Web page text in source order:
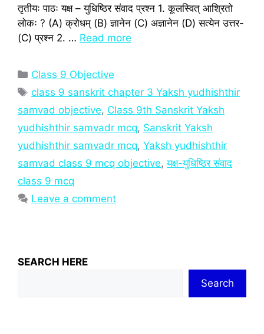
तृतीयः पाठः यक्ष – युधिष्ठिर संवाद प्रश्‍न 1. कूलस्वित् आश्रितो
लोकः ? (A) क्रोधम् (B) ज्ञानेन (C) अज्ञानेन (D) सत्येन उत्तर-
(C) प्रश्‍न 2. … Read more
Categories
Class 9 Objective
Tags
class 9 sanskrit chapter 3 Yaksh yudhishthir
samvad objective, Class 9th Sanskrit Yaksh
yudhishthir samvadr mcq, Sanskrit Yaksh
yudhishthir samvadr mcq, Yaksh yudhishthir
samvad class 9 mcq objective,यक्ष-युधिष्ठिर संवाद
class 9 mcq
Leave a comment
SEARCH HERE
Search